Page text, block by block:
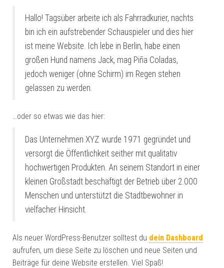
Hallo! Tagsüber arbeite ich als Fahrradkurier, nachts
bin ich ein aufstrebender Schauspieler und dies hier
ist meine Website. Ich lebe in Berlin, habe einen
großen Hund namens Jack, mag Piña Coladas,
jedoch weniger (ohne Schirm) im Regen stehen
gelassen zu werden.
…oder so etwas wie das hier:
Das Unternehmen XYZ wurde 1971 gegründet und
versorgt die Öffentlichkeit seither mit qualitativ
hochwertigen Produkten. An seinem Standort in einer
kleinen Großstadt beschäftigt der Betrieb über 2.000
Menschen und unterstützt die Stadtbewohner in
vielfacher Hinsicht.
Als neuer WordPress-Benutzer solltest du dein Dashboard
aufrufen, um diese Seite zu löschen und neue Seiten und
Beiträge für deine Website erstellen. Viel Spaß!